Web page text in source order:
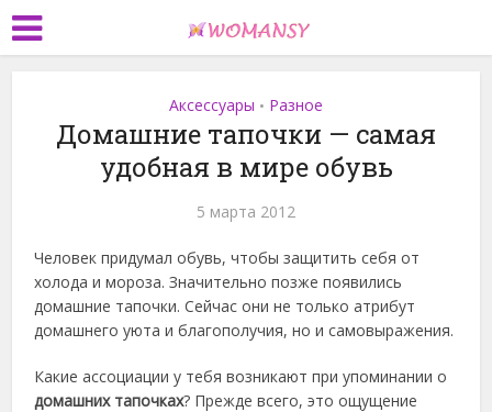
Аксессуары • Разное
Домашние тапочки — самая
удобная в мире обувь
5 марта 2012
Человек придумал обувь, чтобы защитить себя от
холода и мороза. Значительно позже появились
домашние тапочки. Сейчас они не только атрибут
домашнего уюта и благополучия, но и самовыражения.
Какие ассоциации у тебя возникают при упоминании о
домашних тапочках? Прежде всего, это ощущение